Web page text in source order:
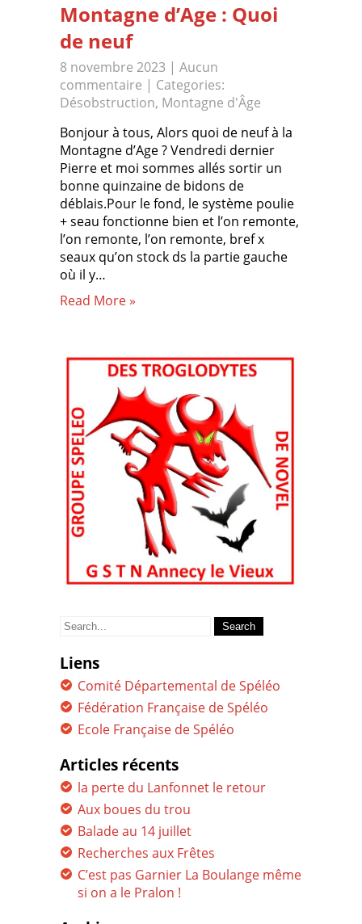
Montagne d’Age : Quoi
de neuf
8 novembre 2023 | Aucun
commentaire | Categories:
Désobstruction, Montagne d'Âge
Bonjour à tous, Alors quoi de neuf à la
Montagne d’Age ? Vendredi dernier
Pierre et moi sommes allés sortir un
bonne quinzaine de bidons de
déblais.Pour le fond, le système poulie
+ seau fonctionne bien et l’on remonte,
l’on remonte, l’on remonte, bref x
seaux qu’on stock ds la partie gauche
où il y…
Read More »
Search
Liens
Comité Départemental de Spéléo
Fédération Française de Spéléo
Ecole Française de Spéléo
Articles récents
la perte du Lanfonnet le retour
Aux boues du trou
Balade au 14 juillet
Recherches aux Frêtes
C’est pas Garnier La Boulange même
si on a le Pralon !